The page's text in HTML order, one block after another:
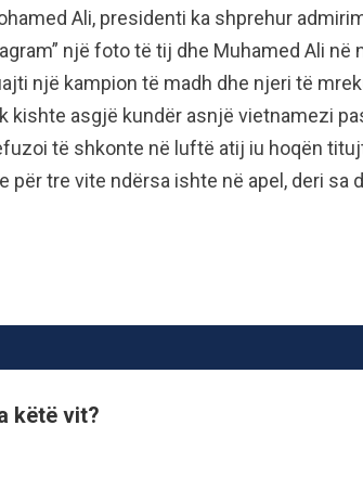
Ali, presidenti ka shprehur
një foto të tij dhe Muhamed Ali në
një kampion të madh dhe njeri të
kishte asgjë kundër asnjë vietnamezi
të shkonte në luftë atij iu hoqën
për tre vite ndërsa ishte në apel, deri sa
këtë vit?